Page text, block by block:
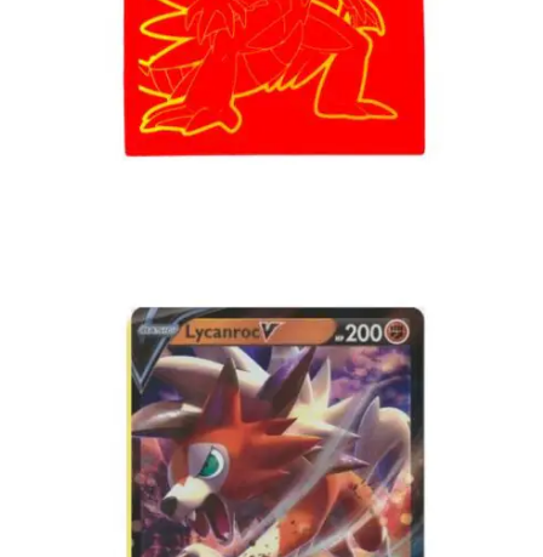
€ 2.99